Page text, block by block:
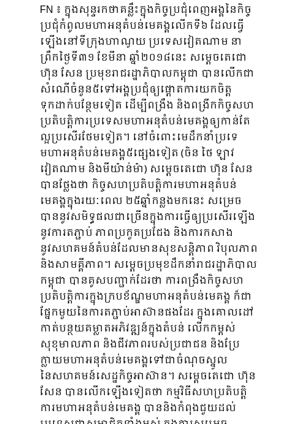
FN ៖ ក្នុងសុន្ទរកថាគន្លឹះក្នុងកិច្ចប្រជុំពេញអង្គនៃកិច្ច
ប្រជុំកំពូលមហាអនុតំបន់មេគង្គលើកទី៦ ដែលធ្វើ
ឡើងនៅទីក្រុងហាណូយ ប្រទេសវៀតណាម នា
ព្រឹកថ្ងៃទី៣១ ខែមីនា ឆ្នាំ២០១៨នេះ សម្តេចតេជោ
ហ៊ុន សែន ប្រមុខរាជរដ្ឋាភិបាលកម្ពុជា បានលើកជា
សំណើចំនួន៥ទៅអង្គប្រជុំឲ្យផ្តោតការយកចិត្ត
ទុកដាក់បន្ថែមទៀត ដើម្បីពង្រឹង និងពង្រីកកិច្ចសហ
ប្រតិបត្តិការប្រទេសមហាអនុតំបន់មេគង្គឲ្យកាន់តែ
ល្អប្រសើរថែមទៀត។ នៅចំពោះមេដឹកនាំប្រទេ
មហាអនុតំបន់មេគង្គ៥ផ្សេងទៀត (ចិន ថៃ ឡាវ
វៀតណាម និងមីយ៉ាន់ម៉ា) សម្តេចតេជោ ហ៊ុន សែន
បានថ្លែងថា កិច្ចសហប្រតិបត្តិការមហាអនុតំបន់
មេគង្គក្នុងរយៈពេល ២៥ឆ្នាំកន្លងមកនេះ សម្រេច
បាននូវសមិទ្ធផលជាច្រើនក្នុងការធ្វើឲ្យប្រសើរឡើង
នូវការតភ្ជាប់ ភាពប្រកួតប្រជែង និងការកសាង
នូវសហគមន៍តំបន់ដែលមានសុខសន្តិភាព វិបុលភាព
និងសាមគ្គីភាព។ សម្តេចប្រមុខដឹកនាំរាជរដ្ឋាភិបាល
កម្ពុជា បានគូសបញ្ជាក់ដែរថា ការពង្រឹងកិច្ចសហ
ប្រតិបត្តិការក្នុងក្របខ័ណ្ឌមហាអនុតំបន់មេគង្គ ក៏ជា
ផ្នែកមួយនៃការតភ្ជាប់អាស៊ានផងដែរ ក្នុងគោលដៅ
កាត់បន្ថយគម្លាតអភិវឌ្ឍន៍ក្នុងតំបន់ លើកកម្ពស់
សុខុមាលភាព និងជីវភាពរបស់ប្រជាជន និងប្រែ
ក្លាយមហាអនុតំបន់មេគង្គទៅជាចំណុចស្នូល
នៃសហគមន៍សេដ្ឋកិច្ចអាស៊ាន។ សម្តេចតេជោ ហ៊ុន
សែន បានលើកឡើងទៀតថា កម្មវិធីសហប្រតិបត្តិ
ការមហាអនុតំបន់មេគង្គ បាននិងកំពុងជួយដល់